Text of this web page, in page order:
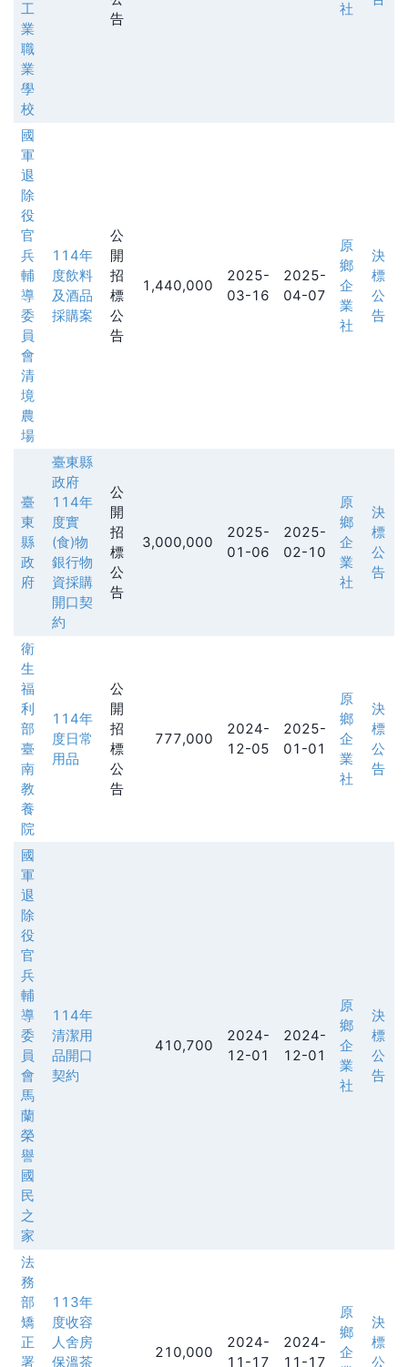
工
業
職
業
學
校
告
社
國
軍
退
除
役
官
兵
輔
導
委
員
會
清
境
農
場
114年
度飲料
及酒品
採購案
公
開
招
標
公
告
1,440,000
2025-
03-16
2025-
04-07
原
鄉
企
業
社
決
標
公
告
臺
東
縣
政
府
臺東縣
政府
114年
度實
(食)物
銀行物
資採購
開口契
約
公
開
招
標
公
告
3,000,000
2025-
01-06
2025-
02-10
原
鄉
企
業
社
決
標
公
告
衛
生
福
利
部
臺
南
教
養
院
114年
度日常
用品
公
開
招
標
公
告
777,000
2024-
12-05
2025-
01-01
原
鄉
企
業
社
決
標
公
告
國
軍
退
除
役
官
兵
輔
導
委
員
會
馬
蘭
榮
譽
國
民
之
家
114年
清潔用
品開口
契約
410,700
2024-
12-01
2024-
12-01
原
鄉
企
業
社
決
標
公
告
法
務
部
矯
正
署
113年
度收容
人舍房
保溫茶
210,000
2024-
11-17
2024-
11-17
原
鄉
企
決
標
公